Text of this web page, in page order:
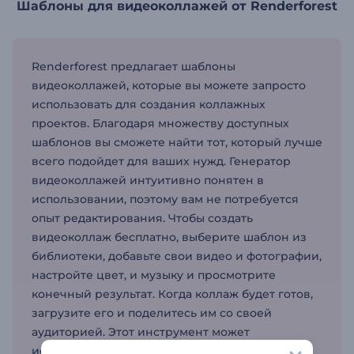
Шаблоны для видеоколлажей от Renderforest
Renderforest предлагает шаблоны
видеоколлажей, которые вы можете запросто
использовать для создания коллажных
проектов. Благодаря множеству доступных
шаблонов вы сможете найти тот, который лучше
всего подойдет для ваших нужд. Генератор
видеоколлажей интуитивно понятен в
использовании, поэтому вам не потребуется
опыт редактирования. Чтобы создать
видеоколлаж бесплатно, выберите шаблон из
библиотеки, добавьте свои видео и фотографии,
настройте цвет, и музыку и просмотрите
конечный результат. Когда коллаж будет готов,
загрузите его и поделитесь им со своей
аудиторией. Этот инструмент может
использоваться частными лицами,